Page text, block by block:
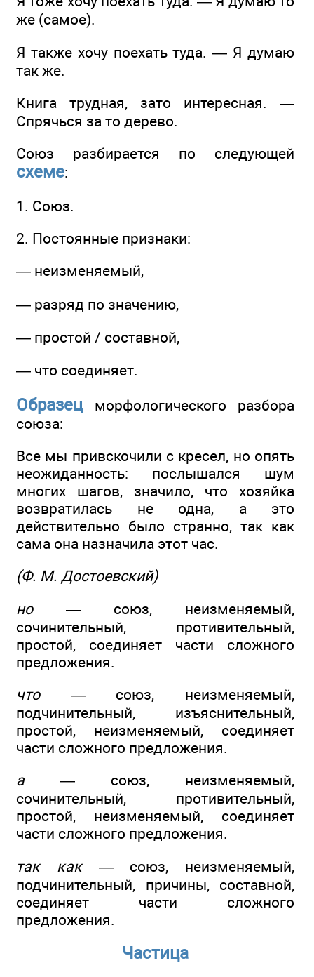
же (самое).
Я также хочу поехать туда. — Я думаю
так же.
Книга трудная, зато интересная. —
Спрячься за то дерево.
Союз разбирается по следующей
схеме:
1. Союз.
2. Постоянные признаки:
— неизменяемый,
— разряд по значению,
— простой / составной,
— что соединяет.
Образецморфологического разбора
союза:
Все мы привскочили с кресел, но опять
неожиданность: послышался шум
многих шагов, значило, что хозяйка
возвратилась не одна, а это
действительно было странно, так как
сама она назначила этот час.
(Ф. М. Достоевский)
но— союз, неизменяемый,
сочинительный, противительный,
простой, соединяет части сложного
предложения.
что— союз, неизменяемый,
подчинительный, изъяснительный,
простой, неизменяемый, соединяет
части сложного предложения.
а — союз, неизменяемый,
сочинительный, противительный,
простой, неизменяемый, соединяет
части сложного предложения.
так как— союз, неизменяемый,
подчинительный, причины, составной,
соединяет части сложного
предложения.
Частица